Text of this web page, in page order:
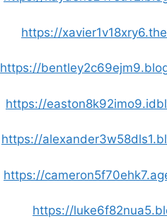
https://
https://
https://
https://
https://
https://